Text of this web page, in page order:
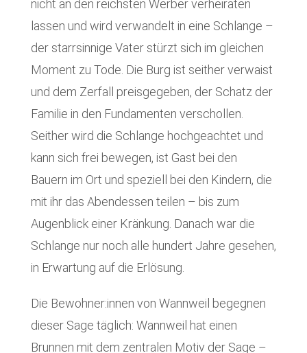
nicht an den reichsten Werber verheiraten
lassen und wird verwandelt in eine Schlange –
der starrsinnige Vater stürzt sich im gleichen
Moment zu Tode. Die Burg ist seither verwaist
und dem Zerfall preisgegeben, der Schatz der
Familie in den Fundamenten verschollen.
Seither wird die Schlange hochgeachtet und
kann sich frei bewegen, ist Gast bei den
Bauern im Ort und speziell bei den Kindern, die
mit ihr das Abendessen teilen – bis zum
Augenblick einer Kränkung. Danach war die
Schlange nur noch alle hundert Jahre gesehen,
in Erwartung auf die Erlösung.
Die Bewohner:innen von Wannweil begegnen
dieser Sage täglich: Wannweil hat einen
Brunnen mit dem zentralen Motiv der Sage –